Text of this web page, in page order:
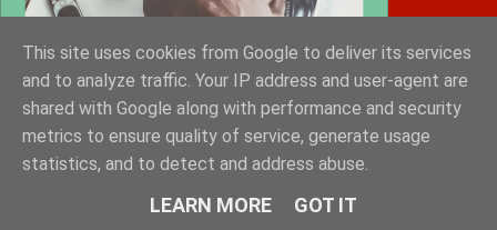
This site uses cookies from Google to deliver its services
and to analyze traffic. Your IP address and user-agent are
shared with Google along with performance and security
metrics to ensure quality of service, generate usage
statistics, and to detect and address abuse.
LEARN MORE GOT IT